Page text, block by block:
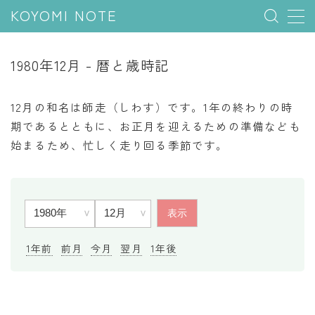
KOYOMI NOTE
五節句
年中行事
七十二候
雑節
1980年12月 - 暦と歳時記
12月の和名は師走（しわす）です。1年の終わりの時
期であるとともに、お正月を迎えるための準備なども
始まるため、忙しく走り回る季節です。
1年前 前月 今月 翌月 1年後